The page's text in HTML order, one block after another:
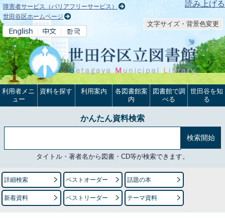
本文へ 読み上げる
障害者サービス（バリアフリーサービス）
世田谷区ホームページ
文字サイズ・背景色変更
利用者メニ
ュー
資料を探す 利用案内
各図書館案
内
図書館で調
べる
世田谷を知
る
かんたん資料検索
タイトル・著者名から図書・CD等が検索できます。
詳細検索 ベストオーダー 話題の本
新着資料 ベストリーダー テーマ資料